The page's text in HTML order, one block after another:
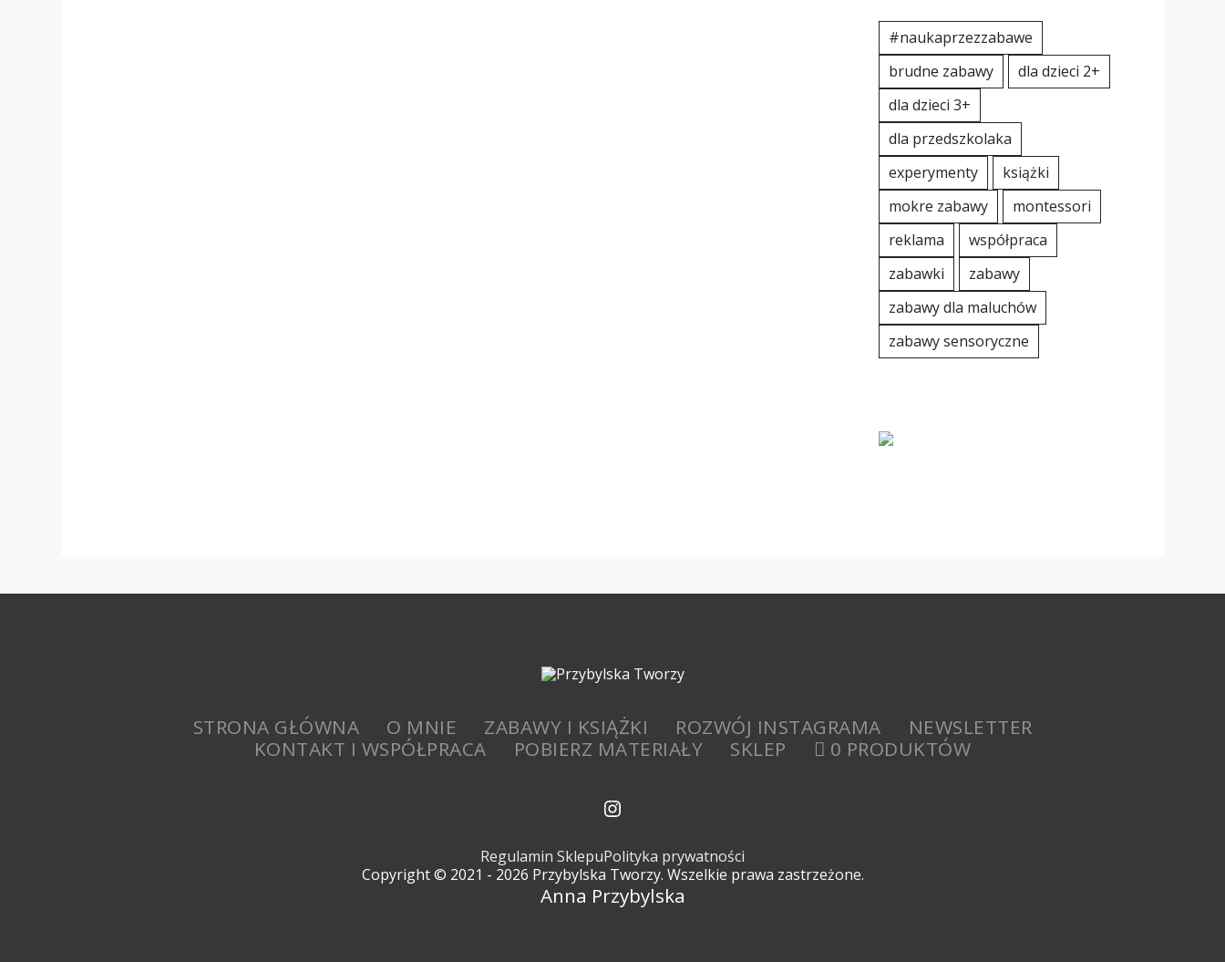
#naukaprzezzabawe
brudne zabawy
dla dzieci 2+
dla dzieci 3+
dla przedszkolaka
experymenty
książki
mokre zabawy
montessori
reklama
współpraca
zabawki
zabawy
zabawy dla maluchów
zabawy sensoryczne
STRONA GŁÓWNA O MNIE ZABAWY I KSIĄŻKI ROZWÓJ INSTAGRAMA
NEWSLETTER
KONTAKT I WSPÓŁPRACA
POBIERZ MATERIAŁY SKLEP 0 PRODUKTÓW
Regulamin SklepuPolityka prywatności
Copyright © 2021 - 2026 Przybylska Tworzy. Wszelkie prawa zastrzeżone.
Anna Przybylska